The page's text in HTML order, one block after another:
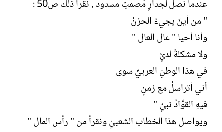
عندما نصل لجدارٍ مُصمتٍ مسدود , نقرأ ذلك ص50 :
" من أينَ يجيءُ الحزنُ
وأنا أحيا " عال العال "
ولا مشكلةٌ لديَّ
في هذا الوطنِ العربيِّ سوى
أني أتراسلُ مع زمنٍ
فيهِ القوَّادُ نبيّْ "
ويواصل هذا الخطاب الشعبيَّ ونقرأ من " رأس المال "